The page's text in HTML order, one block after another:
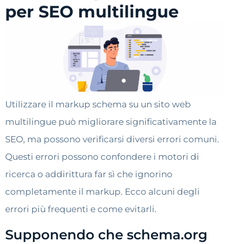
per SEO multilingue
Utilizzare il markup schema su un sito web
multilingue può migliorare significativamente la
SEO, ma possono verificarsi diversi errori comuni.
Questi errori possono confondere i motori di
ricerca o addirittura far sì che ignorino
completamente il markup. Ecco alcuni degli
errori più frequenti e come evitarli.
Supponendo che schema.org